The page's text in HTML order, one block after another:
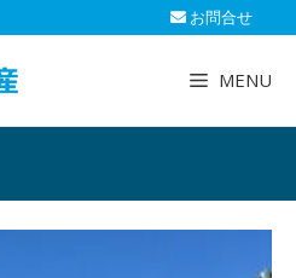
お問合せ
MENU